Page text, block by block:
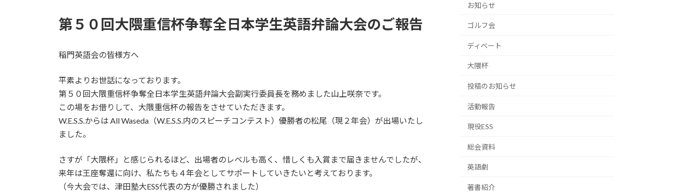
第５０回大隈重信杯争奪全日本学生英語弁論大会のご報告
稲門英語会の皆様方へ
平素よりお世話になっております。
第５０回大隈重信杯争奪全日本学生英語弁論大会副実行委員長を務めました山上咲奈です。
この場をお借りして、大隈重信杯の報告をさせていただきます。
W.E.S.S.からは All Waseda（W.E.S.S.内のスピーチコンテスト）優勝者の松尾（現２年会）が出場いたし
ました。
さすが「大隈杯」と感じられるほど、出場者のレベルも高く、惜しくも入賞まで届きませんでしたが、
来年は王座奪還に向け、私たちも４年会としてサポートしていきたいと考えております。
（今大会では、津田塾大ESS代表の方が優勝されました）
お知らせ
ゴルフ会
ディベート
大隈杯
投稿のお知らせ
活動報告
現役ESS
総会資料
英語劇
著書紹介